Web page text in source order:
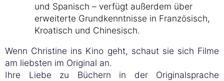
und Spanisch – verfügt außerdem über
erweiterte Grundkenntnisse in Französisch,
Kroatisch und Chinesisch.
Wenn Christine ins Kino geht, schaut sie sich Filme
am liebsten im Original an.
Ihre Liebe zu Büchern in der Originalsprache